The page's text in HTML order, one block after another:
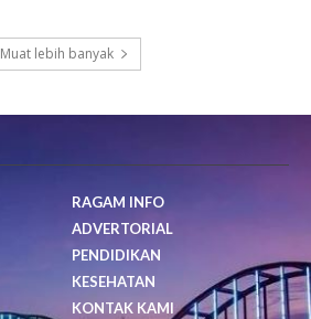
Muat lebih banyak
RAGAM INFO
ADVERTORIAL
PENDIDIKAN
KESEHATAN
KONTAK KAMI